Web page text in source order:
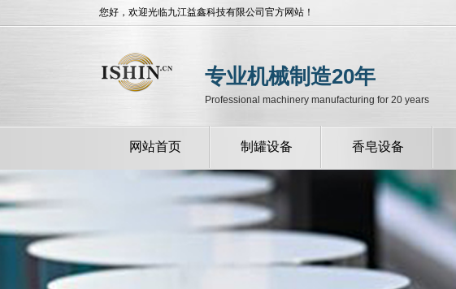
您好，欢迎光临九江益鑫科技有限公司官方网站！
专业机械制造20年
Professional machinery manufacturing for 20 years
网站首页 制罐设备
浙江全自动制罐设
备
浙江半自动制罐设
香皂设备